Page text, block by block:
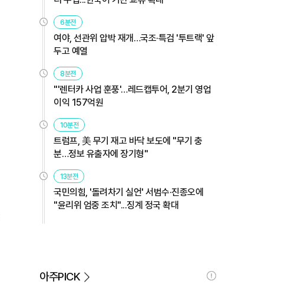
6분전
여야, 선관위 압박 재개…국조·특검 '투트랙' 앞
두고 예열
8분전
"'렌터카 사업 훈풍'…레드캡투어, 2분기 영업
이익 157억원
10분전
트럼프, 美 무기 재고 바닥 보도에 "무기 충
분…정보 유출자에 장기형"
13분전
국민의힘, '돌려차기 실언' 서범수·진종오에
"윤리위 엄중 조치"...징계 정국 확대
아주PICK